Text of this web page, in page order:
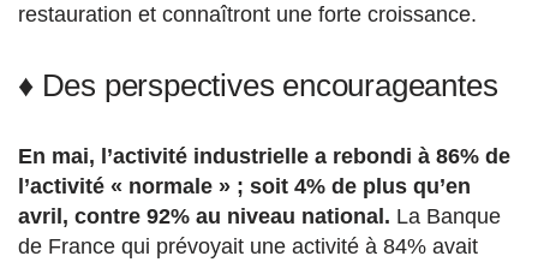
restauration et connaîtront une forte croissance.
♦Des perspectives encourageantes
En mai, l’activité industrielle a rebondi à 86% de
l’activité « normale » ; soit 4% de plus qu’en
avril, contre 92% au niveau national. La Banque
de France qui prévoyait une activité à 84% avait